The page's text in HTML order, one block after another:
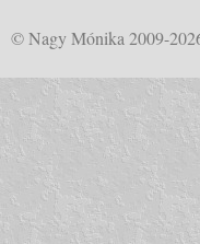
© Nagy Mónika 2009-